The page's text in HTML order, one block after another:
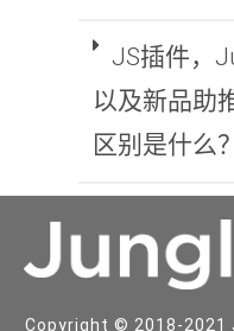
JS插件，
以及新品助
区别是什么？
Copyright © 2018-2021